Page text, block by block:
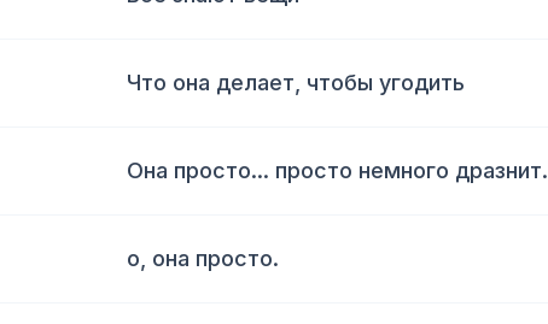
Что она делает, чтобы угодить
Она просто... просто немного дразнит.
о, она просто.